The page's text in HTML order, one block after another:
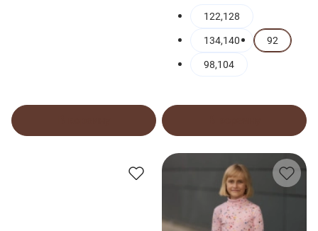
122,128
134,140 92
98,104